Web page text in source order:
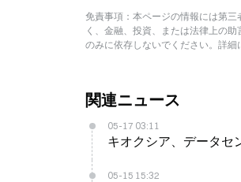
免責事項：本ページの情報には第
く、金融、投資、または法律上の
のみに依存しないでください。詳細
関連ニュース
05-17 03:11
キオクシア、データセ
05-15 15:32